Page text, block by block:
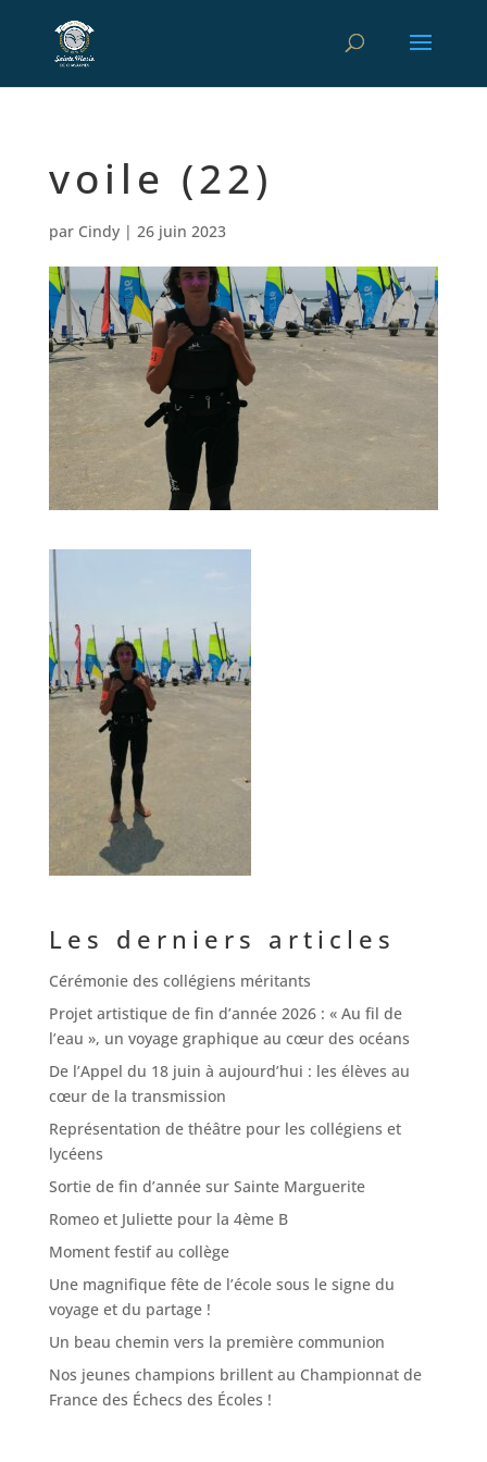
voile (22)
par Cindy| 26 juin 2023
Les derniers articles
Cérémonie des collégiens méritants
Projet artistique de fin d’année 2026 : « Au fil de
l’eau », un voyage graphique au cœur des océans
De l’Appel du 18 juin à aujourd’hui : les élèves au
cœur de la transmission
Représentation de théâtre pour les collégiens et
lycéens
Sortie de fin d’année sur Sainte Marguerite
Romeo et Juliette pour la 4ème B
Moment festif au collège
Une magnifique fête de l’école sous le signe du
voyage et du partage !
Un beau chemin vers la première communion
Nos jeunes champions brillent au Championnat de
France des Échecs des Écoles !